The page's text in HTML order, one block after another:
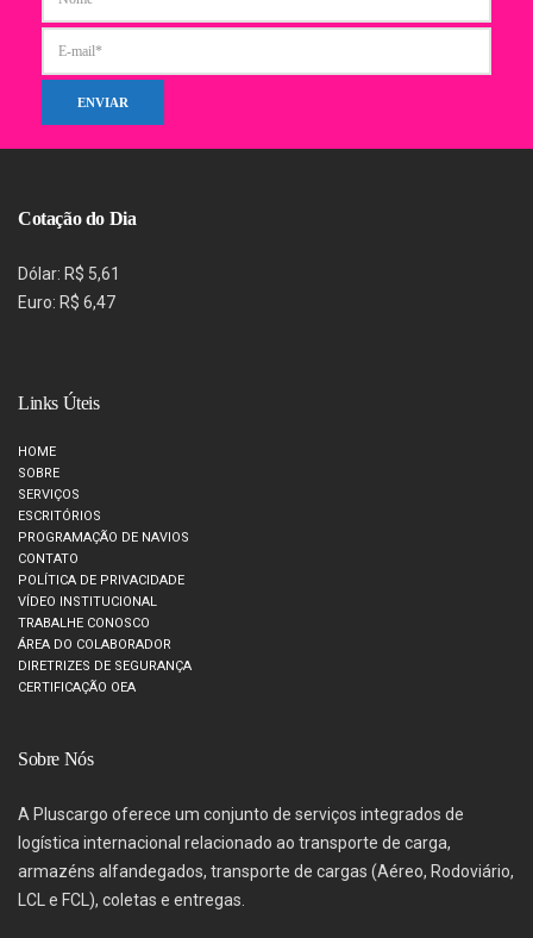
Cotação do Dia
Dólar: R$ 5,61
Euro: R$ 6,47
Links Úteis
HOME
SOBRE
SERVIÇOS
ESCRITÓRIOS
PROGRAMAÇÃO DE NAVIOS
CONTATO
POLÍTICA DE PRIVACIDADE
VÍDEO INSTITUCIONAL
TRABALHE CONOSCO
ÁREA DO COLABORADOR
DIRETRIZES DE SEGURANÇA
CERTIFICAÇÃO OEA
Sobre Nós
A Pluscargo oferece um conjunto de serviços integrados de
logística internacional relacionado ao transporte de carga,
armazéns alfandegados, transporte de cargas (Aéreo, Rodoviário,
LCL e FCL), coletas e entregas.